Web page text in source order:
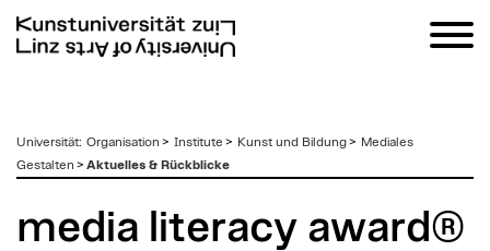
zum
Inhalt
Universität: Organisation > Institute > Kunst und Bildung> Mediales
Gestalten > Aktuelles & Rückblicke
media literacy award®